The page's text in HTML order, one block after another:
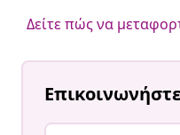
Δείτε πώς να